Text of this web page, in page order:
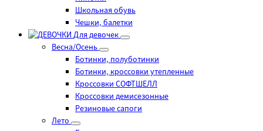
Школьная обувь
Чешки, балетки
Для девочек
Весна/Осень
Ботинки, полуботинки
Ботинки, кроссовки утепленные
Кроссовки СОФТШЕЛЛ
Кроссовки демисезонные
Резиновые сапоги
Лето